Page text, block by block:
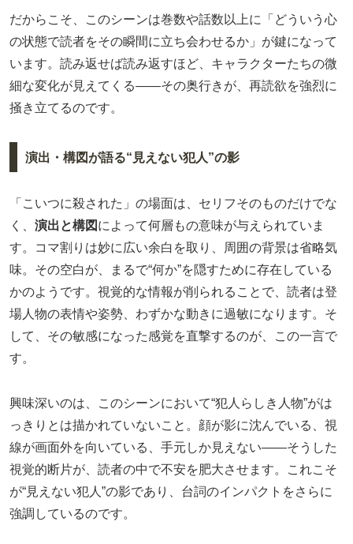
だからこそ、このシーンは巻数や話数以上に「どういう心
の状態で読者をその瞬間に立ち会わせるか」が鍵になって
います。読み返せば読み返すほど、キャラクターたちの微
細な変化が見えてくる――その奥行きが、再読欲を強烈に
掻き立てるのです。
演出・構図が語る“見えない犯人”の影
「こいつに殺された」の場面は、セリフそのものだけでな
く、 演出と構図 によって何層もの意味が与えられていま
す。コマ割りは妙に広い余白を取り、周囲の背景は省略気
味。その空白が、まるで“何か”を隠すために存在している
かのようです。視覚的な情報が削られることで、読者は登
場人物の表情や姿勢、わずかな動きに過敏になります。そ
して、その敏感になった感覚を直撃するのが、この一言で
す。
興味深いのは、このシーンにおいて“犯人らしき人物”がは
っきりとは描かれていないこと。顔が影に沈んでいる、視
線が画面外を向いている、手元しか見えない――そうした
視覚的断片が、読者の中で不安を肥大させます。これこそ
が“見えない犯人”の影であり、台詞のインパクトをさらに
強調しているのです。